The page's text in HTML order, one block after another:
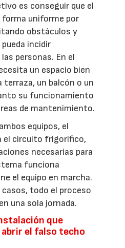
es conseguir que el
forma uniforme por
obstáculos y
incidir
personas. En el
un espacio bien
un balcón o un
su funcionamiento
de mantenimiento.
equipos, el
el circuito frigorífico,
necesarias para
funciona
el equipo en marcha.
casos, todo el proceso
una sola jornada.
que
el falso techo